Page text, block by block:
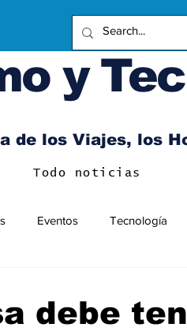
y
de los Viajes, los
Todo noticias
Eventos Tecnología
debe